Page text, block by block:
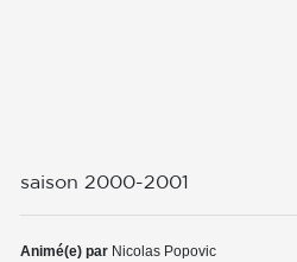
saison 2000-2001
Animé(e) par Nicolas Popovic